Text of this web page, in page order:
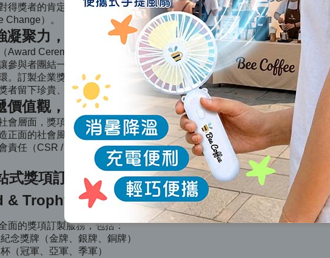
得獎者的肯定與尊重，同時促進整體團隊或社群的向上發展，推動正向改變
Change）。
凝聚力，促進人際關係
Award Ceremony）及獎項派發，更能有效增強團隊凝聚力，促進人際關係
參與者團結一致，朝著共同目標努力，是企業、機構、學校及社群活動不可
。訂製企業獎座（Corporate Trophy）及比賽獎牌（Competition Medal），
者留下珍貴、難忘的紀念。
價值觀，塑造社會風氣
會層面，獎項的派發能夠有效傳遞價值觀，強調哪些行為或特質值得推崇，
正面的社會風氣。選擇環保獎狀 PE-103 等可持續產品，更展現機構對環保
責任（CSR / Sustainable Corporate Gifts）的承擔，樹立專業負責任的品牌
式獎項訂製服務
& Trophy Customization Hong Kong
面的獎項訂製服務，包括：
念獎牌（金牌、銀牌、銅牌）
（冠軍、亞軍、季軍）